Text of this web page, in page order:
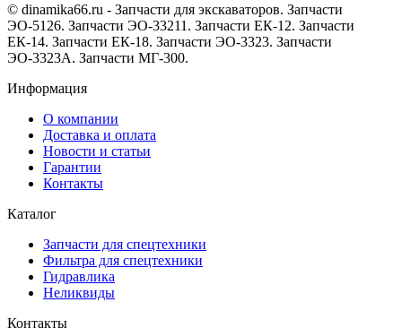
© dinamika66.ru - Запчасти для экскаваторов. Запчасти
ЭО-5126. Запчасти ЭО-33211. Запчасти ЕК-12. Запчасти
ЕК-14. Запчасти ЕК-18. Запчасти ЭО-3323. Запчасти
ЭО-3323А. Запчасти МГ-300.
Информация
О компании
Доставка и оплата
Новости и статьи
Гарантии
Контакты
Каталог
Запчасти для спецтехники
Фильтра для спецтехники
Гидравлика
Неликвиды
Контакты